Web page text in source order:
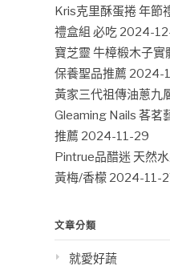
Kris克里酥蛋捲 年節
禮盒組 必吃 2024-
寶芝靈 牛樟椴木子
保養聖品推薦 2024-
黃家三代祖傳油蔥九
Gleaming Nails 茖茗
推薦 2024-11-29
Pintrue品醋迷 天然
黃梅/香檬 2024-11-
文章分類
就愛好蔬